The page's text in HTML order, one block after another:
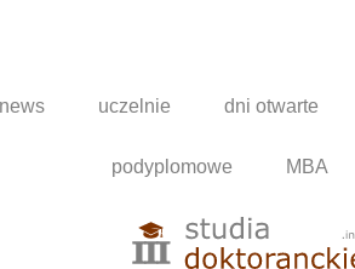
uczelnie dni otwarte
podyplomowe MBA